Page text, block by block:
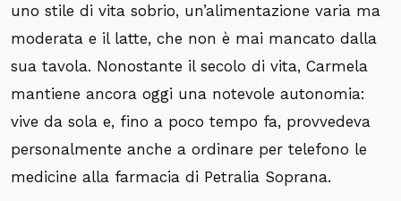
uno stile di vita sobrio, un’alimentazione varia ma
moderata e il latte, che non è mai mancato dalla
sua tavola. Nonostante il secolo di vita, Carmela
mantiene ancora oggi una notevole autonomia:
vive da sola e, fino a poco tempo fa, provvedeva
personalmente anche a ordinare per telefono le
medicine alla farmacia di Petralia Soprana.